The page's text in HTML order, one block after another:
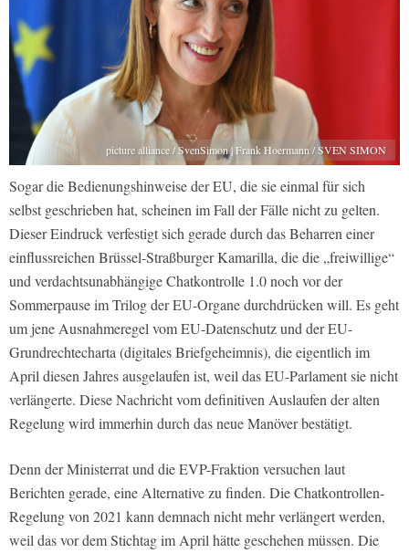
picture alliance / SvenSimon | Frank Hoermann / SVEN SIMON
Sogar die Bedienungshinweise der EU, die sie einmal für sich
selbst geschrieben hat, scheinen im Fall der Fälle nicht zu gelten.
Dieser Eindruck verfestigt sich gerade durch das Beharren einer
einflussreichen Brüssel-Straßburger Kamarilla, die die „freiwillige“
und verdachtsunabhängige Chatkontrolle 1.0 noch vor der
Sommerpause im Trilog der EU-Organe durchdrücken will. Es geht
um jene Ausnahmeregel vom EU-Datenschutz und der EU-
Grundrechtecharta (digitales Briefgeheimnis), die eigentlich im
April diesen Jahres ausgelaufen ist, weil das EU-Parlament sie nicht
verlängerte. Diese Nachricht vom definitiven Auslaufen der alten
Regelung wird immerhin durch das neue Manöver bestätigt.
Denn der Ministerrat und die EVP-Fraktion versuchen laut
Berichten gerade, eine Alternative zu finden. Die Chatkontrollen-
Regelung von 2021 kann demnach nicht mehr verlängert werden,
weil das vor dem Stichtag im April hätte geschehen müssen. Die